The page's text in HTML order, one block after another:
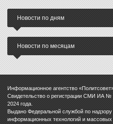
Новости по дням
Новости по месяцам
Информационное агентство
Свидетельство о регистрации СМИ ИА
2024 года.
Выдано Федеральной службой по надзору
информационных технологий и массовых